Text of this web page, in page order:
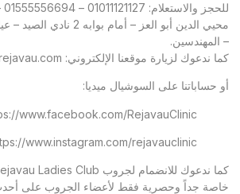
محيي الدين أبو العز – أمام
– المهندسين.
كما ندعوك لزيارة موقعنا الإلكتروني:
أو حساباتنا على السوشيال ميديا:
www.facebook.com/RejavauClinic
www.instagram.com/rejavauclinic
خاصة جداً وحصرية فقط لأعضاء الجروب على